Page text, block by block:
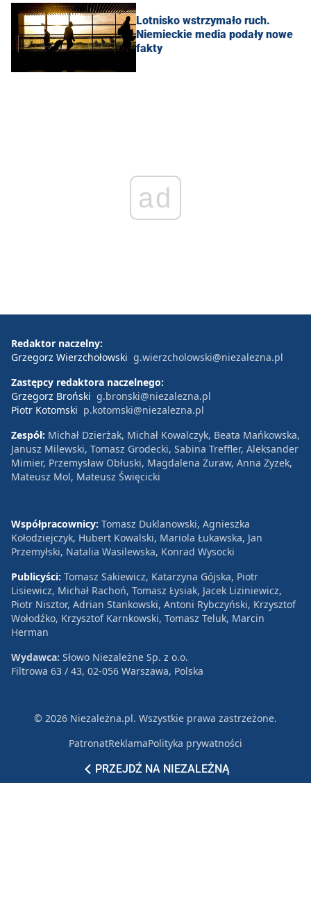
Lotnisko wstrzymało ruch.
Niemieckie media podały nowe
fakty
ad
PRZEJDŹ NA NIEZALEŻNĄ
Redaktor naczelny:
Grzegorz Wierzchołowski g.wierzcholowski@niezalezna.pl
Zastępcy redaktora naczelnego:
Grzegorz Broński g.bronski@niezalezna.pl
Piotr Kotomski p.kotomski@niezalezna.pl
Zespół: Michał Dzierżak, Michał Kowalczyk, Beata Mańkowska,
Janusz Milewski, Tomasz Grodecki, Sabina Treffler, Aleksander
Mimier, Przemysław Obłuski, Magdalena Żuraw, Anna Zyzek,
Mateusz Mol, Mateusz Święcicki
Współpracownicy: Tomasz Duklanowski, Agnieszka
Kołodziejczyk, Hubert Kowalski, Mariola Łukawska, Jan
Przemyłski, Natalia Wasilewska, Konrad Wysocki
Publicyści: Tomasz Sakiewicz, Katarzyna Gójska, Piotr
Lisiewicz, Michał Rachoń, Tomasz Łysiak, Jacek Liziniewicz,
Piotr Nisztor, Adrian Stankowski, Antoni Rybczyński, Krzysztof
Wołodźko, Krzysztof Karnkowski, Tomasz Teluk, Marcin
Herman
Wydawca: Słowo Niezależne Sp. z o.o.
Filtrowa 63 / 43, 02-056 Warszawa, Polska
© 2026 Niezależna.pl. Wszystkie prawa zastrzeżone.
PatronatReklamaPolityka prywatności